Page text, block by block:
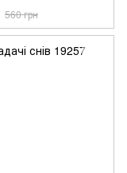
560 грн